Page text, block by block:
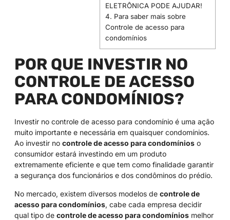
ELETRÔNICA PODE AJUDAR!
4. Para saber mais sobre
Controle de acesso para
condomínios
POR QUE INVESTIR NO
CONTROLE DE ACESSO
PARA CONDOMÍNIOS?
Investir no controle de acesso para condomínio é uma ação
muito importante e necessária em quaisquer condomínios.
Ao investir no controle de acesso para condomínios o
consumidor estará investindo em um produto
extremamente eficiente e que tem como finalidade garantir
a segurança dos funcionários e dos condôminos do prédio.
No mercado, existem diversos modelos de controle de
acesso para condomínios, cabe cada empresa decidir
qual tipo de controle de acesso para condomínios melhor